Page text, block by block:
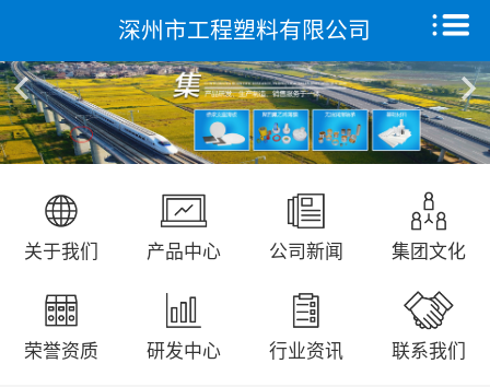
深州市工程塑料有限公司
关于我们 产品中心 公司新闻 集团文化
荣誉资质 研发中心 行业资讯 联系我们
国庆升旗仪式...
省发改委领导来我公司调研走访...
首页
关于我们
产品中心
远征研发中心
集团文化